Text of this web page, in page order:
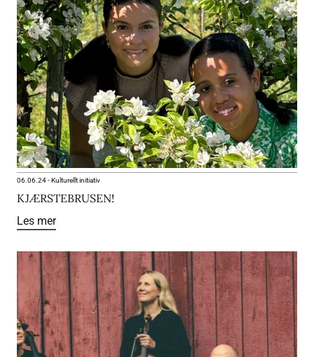
06.06.24-Kulturellt initiativ
KJÆRSTEBRUSEN!
Les mer